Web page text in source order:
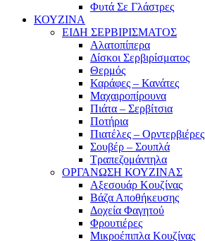
Φυτά Σε Γλάστρες
ΚΟΥΖΙΝΑ
ΕΙΔΗ ΣΕΡΒΙΡΙΣΜΑΤΟΣ
Αλατοπίπερα
Δίσκοι Σερβιρίσματος
Θερμός
Καράφες – Κανάτες
Μαχαιροπίρουνα
Πιάτα – Σερβίτσια
Ποτήρια
Πιατέλες – Ορντερβιέρες
Σουβέρ – Σουπλά
Τραπεζομάντηλα
ΟΡΓΑΝΩΣΗ ΚΟΥΖΙΝΑΣ
Αξεσουάρ Κουζίνας
Βάζα Αποθήκευσης
Δοχεία Φαγητού
Φρουτιέρες
Μικροέπιπλα Κουζίνας